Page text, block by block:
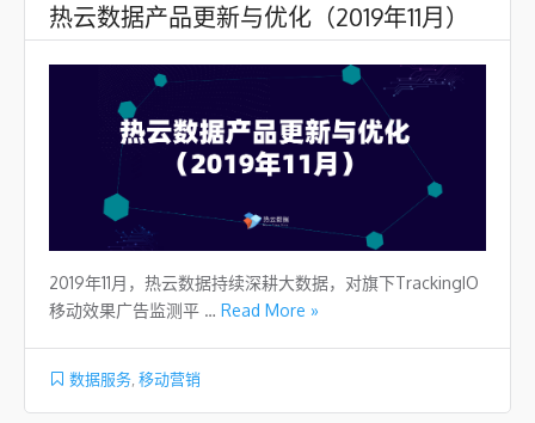
热云数据产品更新与优化（2019年11月）
2019年11月，热云数据持续深耕大数据，对旗下TrackingIO
移动效果广告监测平 … Read More »
数据服务 移动营销